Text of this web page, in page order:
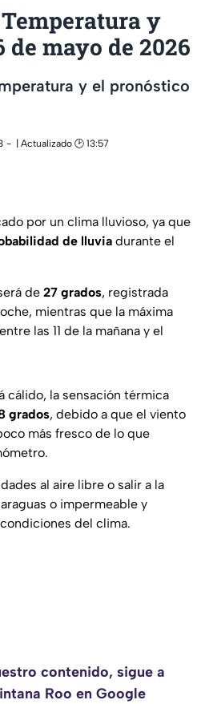
y
de mayo de 2026
y el pronóstico
| Actualizado 🕑 13:57
por un clima lluvioso, ya que
de lluvia durante el
de 27 grados, registrada
mientras que la máxima
entre las 11 de la mañana y el
cálido, la sensación térmica
grados, debido a que el viento
más fresco de lo que
al aire libre o salir a la
o impermeable y
del clima.
contenido, sigue a
Roo en Google